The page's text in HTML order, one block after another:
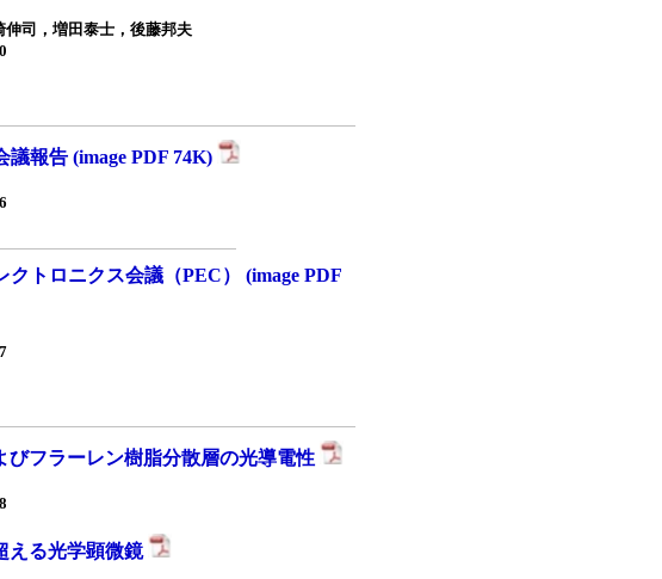
司，増田泰士，後藤邦夫
議報告 (image PDF 74K)
クトロニクス会議（PEC） (image PDF
びフラーレン樹脂分散層の光導電性
える光学顕微鏡